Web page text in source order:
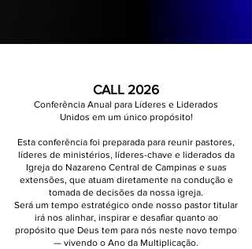
CALL 2026
Conferência Anual para Líderes e Liderados
Unidos em um único propósito!
Esta conferência foi preparada para reunir pastores,
líderes de ministérios, líderes-chave e liderados da
Igreja do Nazareno Central de Campinas e suas
extensões, que atuam diretamente na condução e
tomada de decisões da nossa igreja.
Será um tempo estratégico onde nosso pastor titular
irá nos alinhar, inspirar e desafiar quanto ao
propósito que Deus tem para nós neste novo tempo
— vivendo o Ano da Multiplicação.